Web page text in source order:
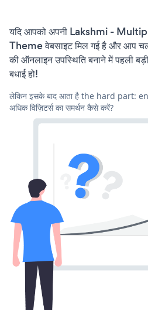
यदि आपको अपनी Lakshmi -
Theme वेबसाइट मिल गई है और आप
की ऑनलाइन उपस्थिति बनाने में पहली
बधाई हो!
लेकिन इसके बाद आता है the hard part:
अधिक विज़िटर्स का समर्थन कैसे करें?